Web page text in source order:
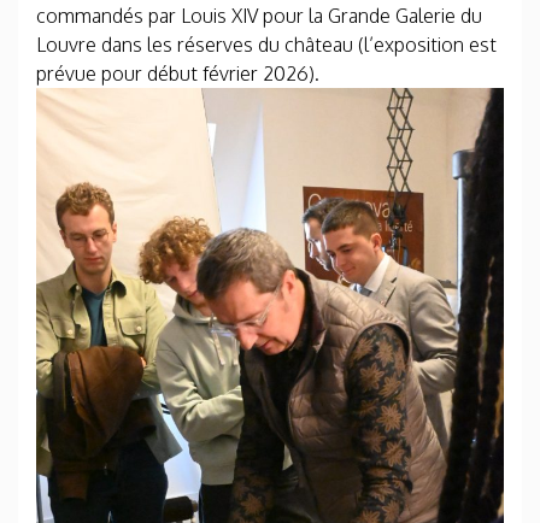
commandés par Louis XIV pour la Grande Galerie du
Louvre dans les réserves du château (l’exposition est
prévue pour début février 2026).